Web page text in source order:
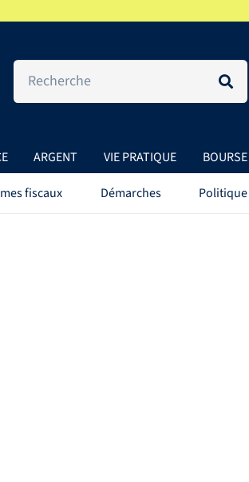
ARGENT VIE PRATIQUE BOURSE
fiscaux Démarches Politique